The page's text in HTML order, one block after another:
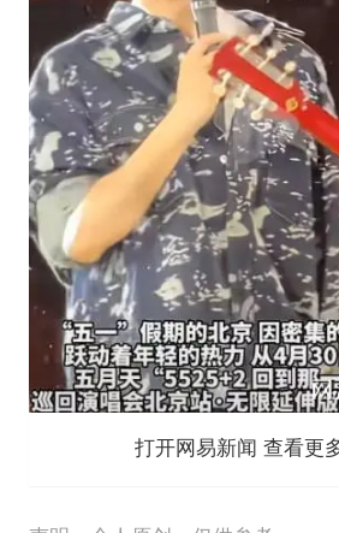
打开网易新闻 查看更